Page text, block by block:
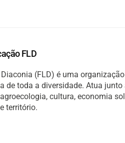
FLD
(FLD) é uma
de toda a diversidade. Atua
cultura, economia
território.